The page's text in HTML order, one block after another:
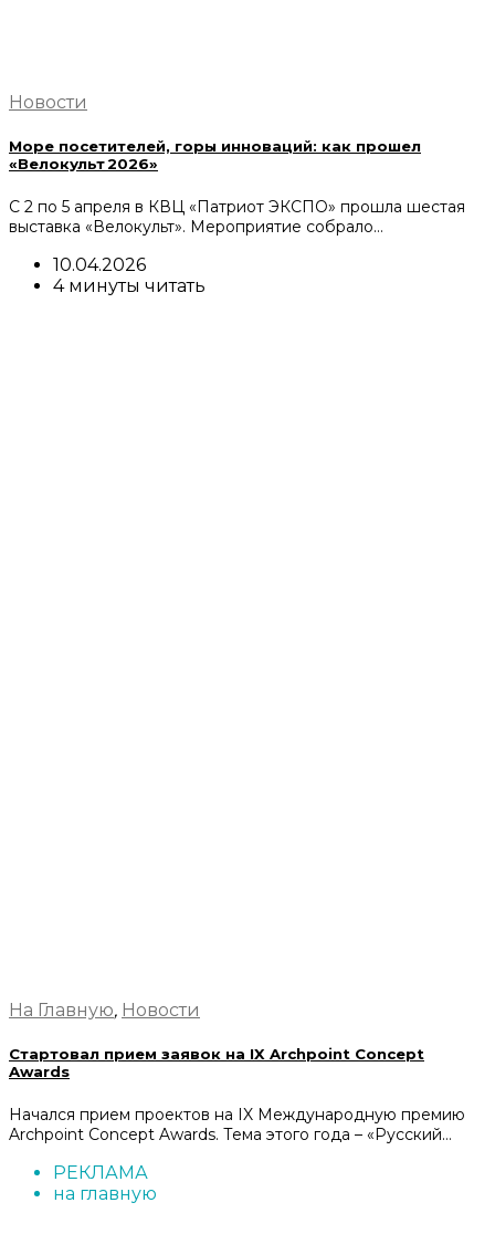
Новости
Море посетителей, горы инноваций: как прошел
«Велокульт 2026»
С 2 по 5 апреля в КВЦ «Патриот ЭКСПО» прошла шестая
выставка «Велокульт». Мероприятие собрало…
10.04.2026
4 минуты читать
На Главную, Новости
Стартовал прием заявок на IX Archpoint Concept
Awards
Начался прием проектов на IX Международную премию
Archpoint Concept Awards. Тема этого года – «Русский…
РЕКЛАМА
на главную